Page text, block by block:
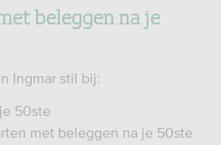
beleggen na je
Ingmar stil bij:
50ste
met beleggen na je 50ste